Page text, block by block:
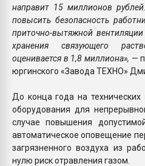
направит 15 миллионов
повысить безопасность
приточно-вытяжной
хранения связующего
оценивается в 1,8 миллиона», —
юргинского «Завода ТЕХНО»
До конца года на
оборудования для
случае повышения
автоматическое оповещение
загрязненного воздуха из
нулю риск отравления газом.